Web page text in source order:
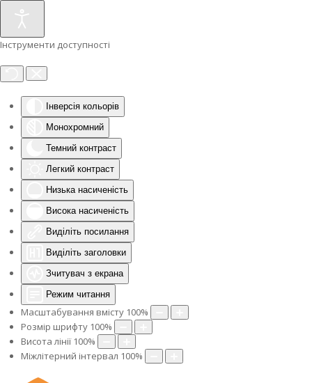
Інструменти доступності
Інверсія кольорів
Монохромний
Темний контраст
Легкий контраст
Низька насиченість
Висока насиченість
Виділіть посилання
Виділіть заголовки
Зчитувач з екрана
Режим читання
Масштабування вмісту 100%
Розмір шрифту 100%
Висота лінії 100%
Міжлітерний інтервал 100%